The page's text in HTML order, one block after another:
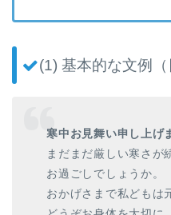
(1) 基本的な文例（
寒中お見舞い申し上げ
まだまだ厳しい寒さが
お過ごしでしょうか。
おかげさまで私どもは